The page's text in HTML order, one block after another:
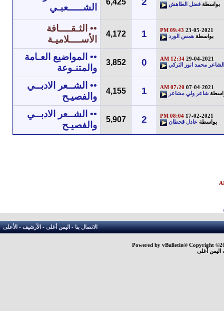
بواسطة فضل الطاهش 6,425
الشـــــعبـي
23-05-2021
09:43 PM
بواسطة همس الورد 1
4,172
•• الثـقــــافة
الأســــلاميـة
29-04-2021
12:34 AM
الشاعر محمد انور التركي
0
3,852
•• المواضيع العـامة
والمتنـوعة
07-04-2021
07:20 AM
شاعر ولي مشاعر 1
4,155
•• الشــعر الادبــي
والفصيـح
17-02-2021
08:04 PM
بواسطة عادل قحطان 2
5,907
•• الشــعر الادبــي
والفصيـح
الاتصال بنا-اليمن أغلى-الأرشيف-الأعلى
Powered by vBulletin® Copyright
أغلى